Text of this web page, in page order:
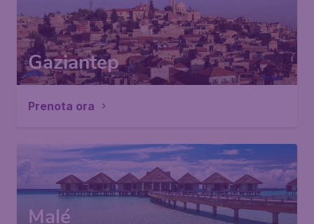
Gaziantep
Prenota ora
Malé